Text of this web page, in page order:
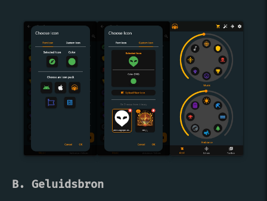
B. Geluidsbron